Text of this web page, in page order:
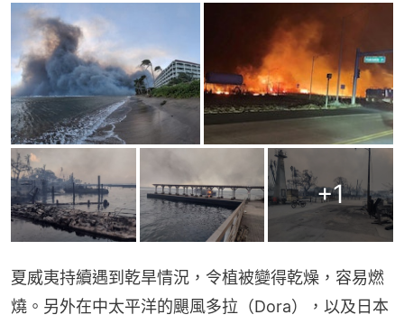
+1
夏威夷持續遇到乾旱情況，令植被變得乾燥，容易燃
燒。另外在中太平洋的颶風多拉（Dora），以及日本